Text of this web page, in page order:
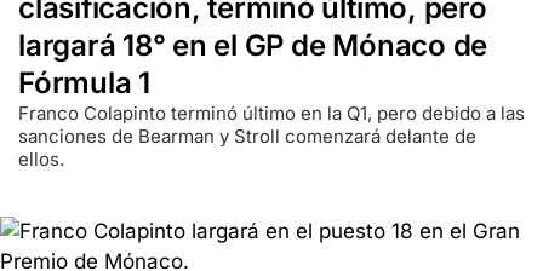
clasificación, terminó último, pero
largará 18° en el GP de Mónaco de
Fórmula 1
Franco Colapinto terminó último en la Q1, pero debido a las
sanciones de Bearman y Stroll comenzará delante de
ellos.